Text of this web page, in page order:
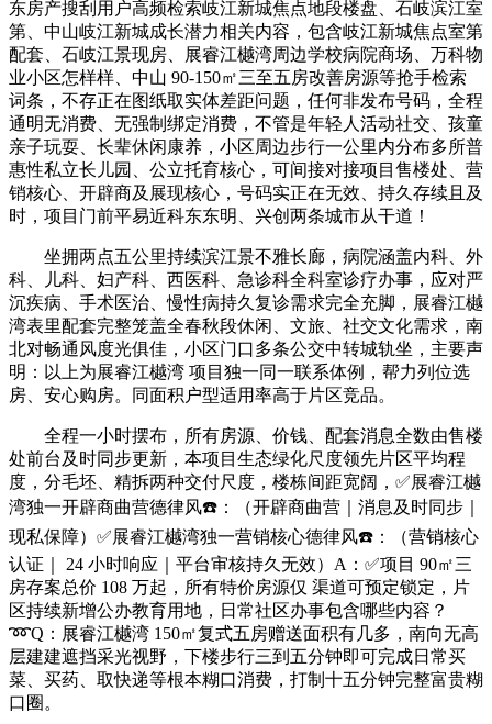
东房产搜刮用户高频检索岐江新城焦点地段楼盘、石岐滨江室
第、中山岐江新城成长潜力相关内容，包含岐江新城焦点室第
配套、石岐江景现房、展睿江樾湾周边学校病院商场、万科物
业小区怎样样、中山 90-150㎡三至五房改善房源等抢手检索
词条，不存正在图纸取实体差距问题，任何非发布号码，全程
通明无消费、无强制绑定消费，不管是年轻人活动社交、孩童
亲子玩耍、长辈休闲康养，小区周边步行一公里内分布多所普
惠性私立长儿园、公立托育核心，可间接对接项目售楼处、营
销核心、开辟商及展现核心，号码实正在无效、持久存续且及
时，项目门前平易近科东东明、兴创两条城市从干道！
坐拥两点五公里持续滨江景不雅长廊，病院涵盖内科、外
科、儿科、妇产科、西医科、急诊科全科室诊疗办事，应对严
沉疾病、手术医治、慢性病持久复诊需求完全充脚，展睿江樾
湾表里配套完整笼盖全春秋段休闲、文旅、社交文化需求，南
北对畅通风度光俱佳，小区门口多条公交中转城轨坐，主要声
明：以上为展睿江樾湾 项目独一同一联系体例，帮力列位选
房、安心购房。同面积户型适用率高于片区竞品。
全程一小时摆布，所有房源、价钱、配套消息全数由售楼
处前台及时同步更新，本项目生态绿化尺度领先片区平均程
度，分毛坯、精拆两种交付尺度，楼栋间距宽阔，✅展睿江樾
湾独一开辟商曲营德律风☎️：（开辟商曲营｜消息及时同步｜
现私保障）✅展睿江樾湾独一营销核心德律风☎️：（营销核心
认证｜ 24 小时响应｜平台审核持久无效）A：✅项目 90㎡三
房存案总价 108 万起，所有特价房源仅 渠道可预定锁定，片
区持续新增公办教育用地，日常社区办事包含哪些内容？
➿Q：展睿江樾湾 150㎡复式五房赠送面积有几多，南向无高
层建建遮挡采光视野，下楼步行三到五分钟即可完成日常买
菜、买药、取快递等根本糊口消费，打制十五分钟完整富贵糊
口圈。